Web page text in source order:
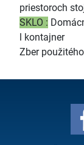
priestoroch
SKLO :
l kontajner
Zber